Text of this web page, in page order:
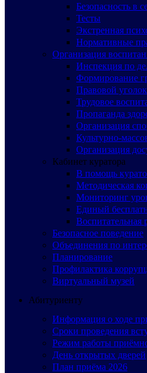
Безопасность в
Тесты
Экстренная
Нормативные
Организация
Инспекция по
Формирование
Правовой уголок
Трудовое
Пропаганда
Организация
Культурно-
Организация
Кабинет куратора
В помощь
Методическая
Мониторинг
Единый
Воспитательная
Безопасное поведение
Объединения по
Планирование
Профилактика
Виртуальный музей
Абитуриенту
Информация о ходе
Сроки проведения
Режим работы
День открытых дверей
План приёма 2026